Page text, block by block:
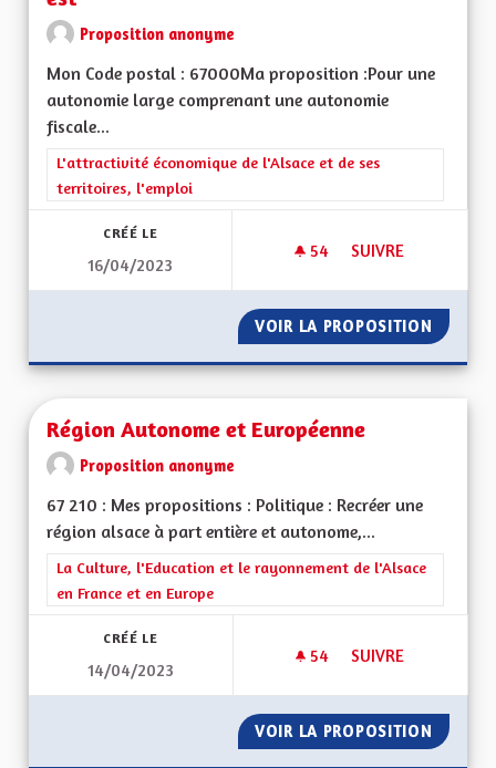
Proposition anonyme
Mon Code postal : 67000Ma proposition :Pour une
autonomie large comprenant une autonomie
fiscale...
Filtrer les résultats de la catégorie : L'attractivité
L'attractivité économique de l'Alsace et de ses
territoires, l'emploi
CRÉÉ LE
16/04/2023
54 54 ABONNÉS
SUIVRE
VOIR LA PROPOSITION POUR
Région Autonome et Européenne
Proposition anonyme
67 210 : Mes propositions : Politique : Recréer une
région alsace à part entière et autonome,...
Filtrer les résultats de la catégorie : La Culture, l'Education et
La Culture, l'Education et le rayonnement de l'Alsace
en France et en Europe
CRÉÉ LE
14/04/2023
54 54 ABONNÉS
SUIVRE
VOIR LA PROPOSITION